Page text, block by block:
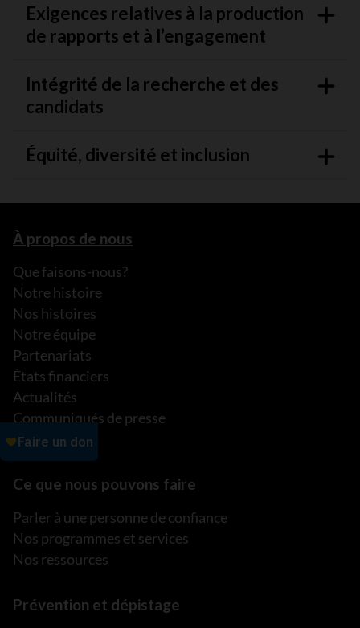
Exigences relatives à la production
de rapports et à l’engagement
Intégrité de la recherche et des
candidats
Équité, diversité et inclusion
À propos de nous
Que faisons-nous?
Notre histoire
Nos histoires
Notre équipe
Partenariats
États financiers
Actualités
Communiqués de presse
FAQ
Ce que nous pouvons faire
Parler à une personne de confiance
Nos programmes et services
Nos ressources
Prévention et dépistage